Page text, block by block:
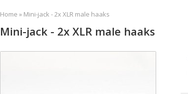
Home » Mini-jack - 2x XLR male haaks
Mini-jack - 2x XLR male haaks